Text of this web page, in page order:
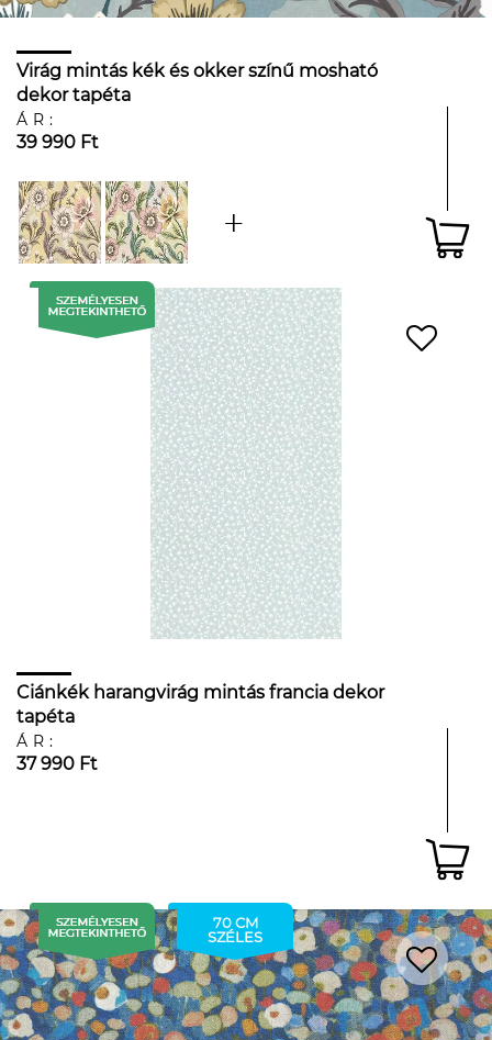
Virág mintás kék és okker színű mosható
dekor tapéta
ÁR:
39 990 Ft
Ciánkék harangvirág mintás francia dekor
tapéta
ÁR:
37 990 Ft
70 CM
SZÉLES